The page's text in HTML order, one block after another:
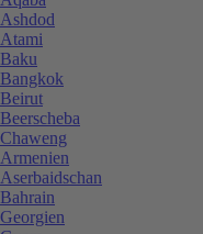
Ashdod
Atami
Baku
Bangkok
Beirut
Beerscheba
Chaweng
Armenien
Aserbaidschan
Bahrain
Georgien